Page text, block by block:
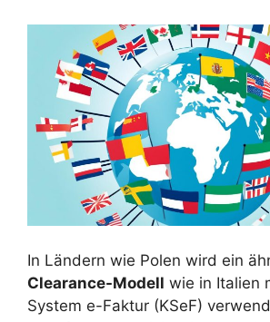
In Ländern wie Polen wird ein
Clearance-Modell wie in Italien
System e-Faktur (KSeF)